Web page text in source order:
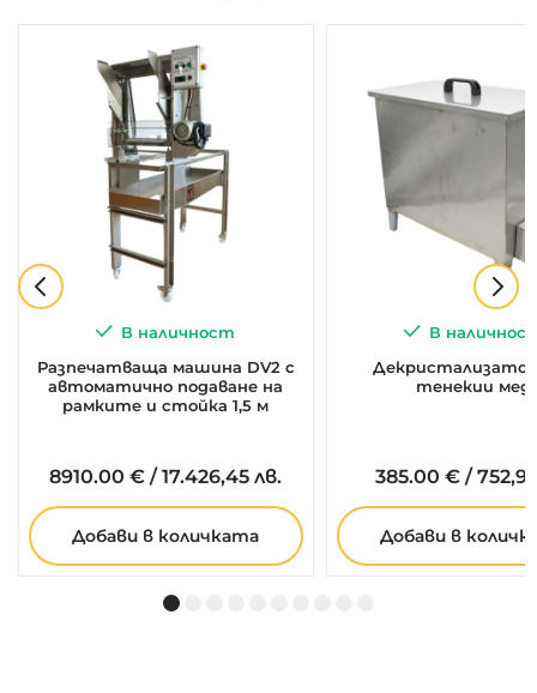
В наличност
Разпечатваща машина DV2 с
автоматично подаване на
рамките и стойка 1,5 м
8910.00 € /17.426,45 лв.
Добави в количката
В
Декристализатор
тенекии мед
385.00 € /
Добави в